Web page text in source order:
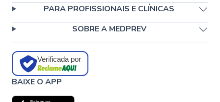
PARA PROFISSIONAIS E CLÍNICAS
SOBRE A MEDPREV
Verificada por
BAIXE O APP